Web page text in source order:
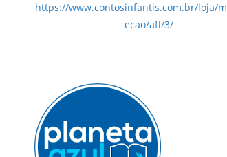
https://www.contosinfantis.com.br/loja/
ecao/aff/3/